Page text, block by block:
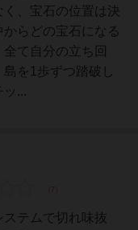
、宝石の位置は決
らどの宝石になる
て自分の立ち回
を1歩ずつ踏破し
ッ...
テムで切れ味抜